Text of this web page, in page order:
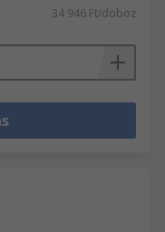
34 946 Ft/doboz